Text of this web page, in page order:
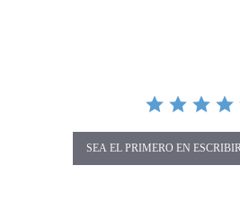
SEA EL PRIMERO EN